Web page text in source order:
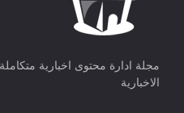
مجلة ادارة محتوى اخبارية
الاخبارية